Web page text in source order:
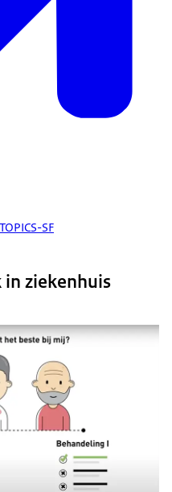
SF
in ziekenhuis
gesprek in ziekenhuis